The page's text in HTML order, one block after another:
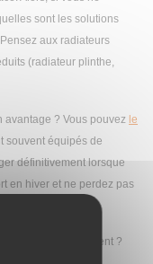
sont les solutions
aux radiateurs
(radiateur plinthe,
avantage ? Vous pouvez le
souvent équipés de
définitivement lorsque
en hiver et ne perdez pas
de rangement ?